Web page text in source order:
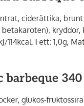
ciderättika,
114kcal, Fett: 1,0g,
barbeque 340
glukos-